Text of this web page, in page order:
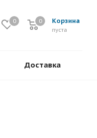
0 Корзина
0
пуста
0
Доставка